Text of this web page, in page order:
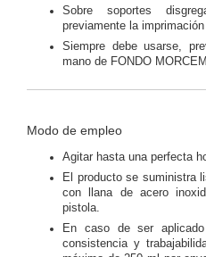
Sobre soportes
previamente la
Siempre debe usarse,
mano de FONDO
Modo de empleo
Agitar hasta una perfecta
El producto se suministra
con llana de acero
pistola.
En caso de ser
consistencia y